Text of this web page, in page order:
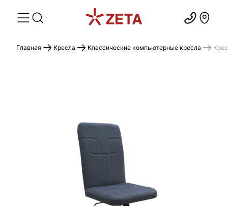
Главная Кресла Классические компьютерные кресла